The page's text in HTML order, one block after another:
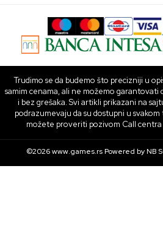
Trudimo se da budemo što precizniji u
samim cenama, ali ne možemo garantovati
i bez grešaka. Svi artikli prikazani na
podrazumevaju da su dostupni u
možete proveriti pozivom Call
©2026www.games.rs Powered byNB